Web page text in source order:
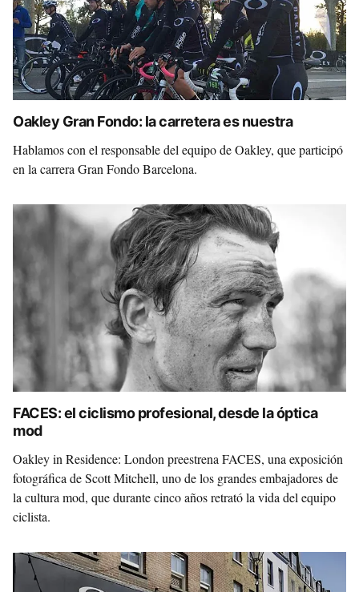
Oakley Gran Fondo: la carretera es nuestra
Hablamos con el responsable del equipo de Oakley, que participó
en la carrera Gran Fondo Barcelona.
FACES: el ciclismo profesional, desde la óptica
mod
Oakley in Residence: London preestrena FACES, una exposición
fotográfica de Scott Mitchell, uno de los grandes embajadores de
la cultura mod, que durante cinco años retrató la vida del equipo
ciclista.